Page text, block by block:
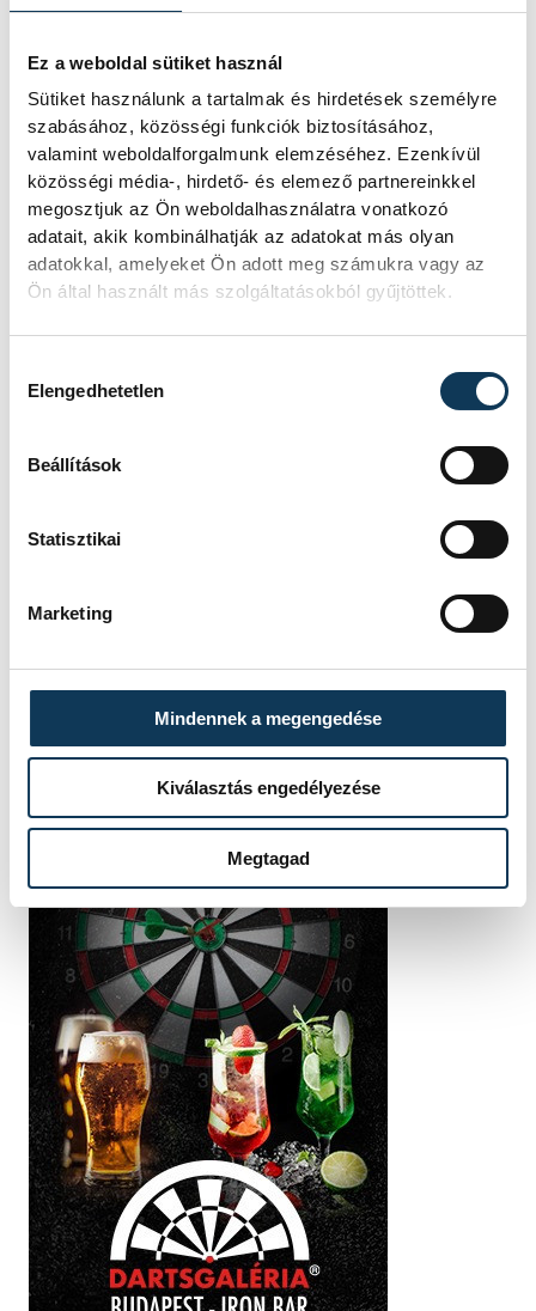
Ez a weboldal sütiket használ
Sütiket használunk a tartalmak és hirdetések személyre
szabásához, közösségi funkciók biztosításához,
valamint weboldalforgalmunk elemzéséhez. Ezenkívül
közösségi média-, hirdető- és elemező partnereinkkel
megosztjuk az Ön weboldalhasználatra vonatkozó
adatait, akik kombinálhatják az adatokat más olyan
adatokkal, amelyeket Ön adott meg számukra vagy az
Ön által használt más szolgáltatásokból gyűjtöttek.
Elengedhetetlen
Beállítások
Statisztikai
Marketing
Mindennek a megengedése
Kiválasztás engedélyezése
Megtagad
IDŐPONT
2026. MÁRCIUS 27. 19:30
EREDMÉNY
4-5
RÉSZLETEK
SOROZAT NŐI FUTSAL NB I/B
NYUGATI CSOPORT,
2025/26
HAZAI
ASTRA HFC
HELYSZÍN
RÉSZLETEK